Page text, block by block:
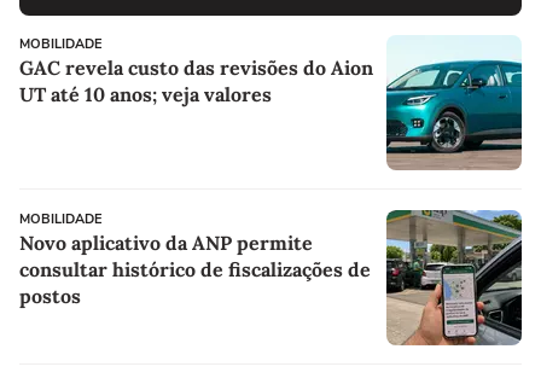
MOBILIDADE
GAC revela custo das revisões do Aion
UT até 10 anos; veja valores
MOBILIDADE
Novo aplicativo da ANP permite
consultar histórico de fiscalizações de
postos